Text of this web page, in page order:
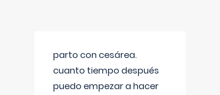
parto con cesárea.
cuanto tiempo después
puedo empezar a hacer